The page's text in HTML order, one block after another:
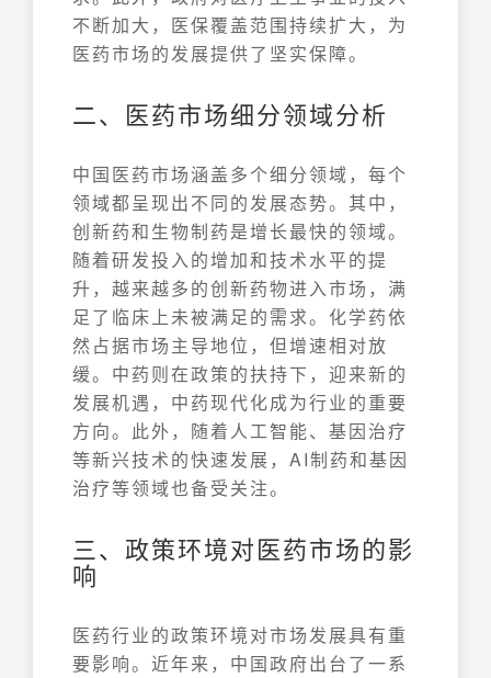
不断加大，医保覆盖范围持续扩大，为
医药市场的发展提供了坚实保障。
二、医药市场细分领域分析
中国医药市场涵盖多个细分领域，每个
领域都呈现出不同的发展态势。其中，
创新药和生物制药是增长最快的领域。
随着研发投入的增加和技术水平的提
升，越来越多的创新药物进入市场，满
足了临床上未被满足的需求。化学药依
然占据市场主导地位，但增速相对放
缓。中药则在政策的扶持下，迎来新的
发展机遇，中药现代化成为行业的重要
方向。此外，随着人工智能、基因治疗
等新兴技术的快速发展，AI制药和基因
治疗等领域也备受关注。
三、政策环境对医药市场的影
响
医药行业的政策环境对市场发展具有重
要影响。近年来，中国政府出台了一系